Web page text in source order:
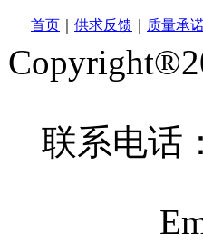
首页 供求反馈 质量承
联系电话